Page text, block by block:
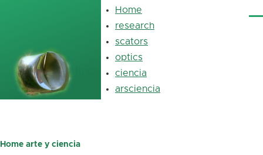
Main
navigation
Home
research
scators
optics
ciencia
arsciencia
Breadcrumb
Home arte y ciencia